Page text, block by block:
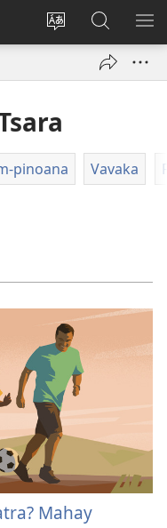
Hiova
Hiditra
(manokatra
ato
Amin’ny
pinoana Vavaka
Mahay